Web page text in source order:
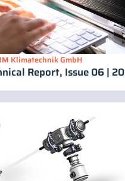
Klimatechnik GmbH
Report, Issue 06 |